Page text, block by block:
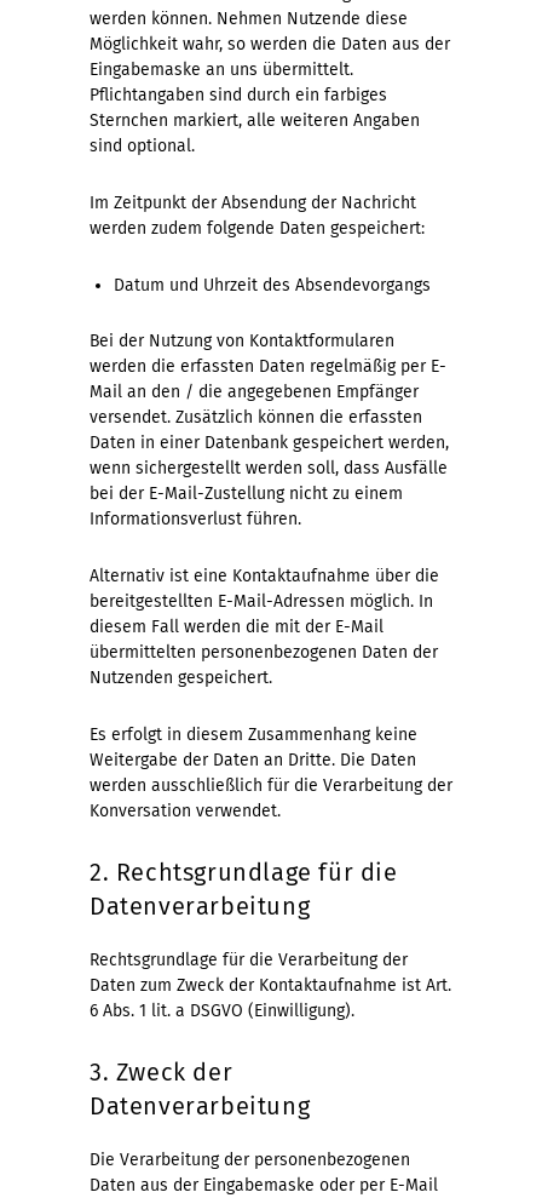
werden können. Nehmen Nutzende diese
Möglichkeit wahr, so werden die Daten aus der
Eingabemaske an uns übermittelt.
Pflichtangaben sind durch ein farbiges
Sternchen markiert, alle weiteren Angaben
sind optional.
Im Zeitpunkt der Absendung der Nachricht
werden zudem folgende Daten gespeichert:
Datum und Uhrzeit des Absendevorgangs
Bei der Nutzung von Kontaktformularen
werden die erfassten Daten regelmäßig per E-
Mail an den / die angegebenen Empfänger
versendet. Zusätzlich können die erfassten
Daten in einer Datenbank gespeichert werden,
wenn sichergestellt werden soll, dass Ausfälle
bei der E-Mail-Zustellung nicht zu einem
Informationsverlust führen.
Alternativ ist eine Kontaktaufnahme über die
bereitgestellten E-Mail-Adressen möglich. In
diesem Fall werden die mit der E-Mail
übermittelten personenbezogenen Daten der
Nutzenden gespeichert.
Es erfolgt in diesem Zusammenhang keine
Weitergabe der Daten an Dritte. Die Daten
werden ausschließlich für die Verarbeitung der
Konversation verwendet.
2. Rechtsgrundlage für die
Datenverarbeitung
Rechtsgrundlage für die Verarbeitung der
Daten zum Zweck der Kontaktaufnahme ist Art.
6 Abs. 1 lit. a DSGVO (Einwilligung).
3. Zweck der
Datenverarbeitung
Die Verarbeitung der personenbezogenen
Daten aus der Eingabemaske oder per E-Mail